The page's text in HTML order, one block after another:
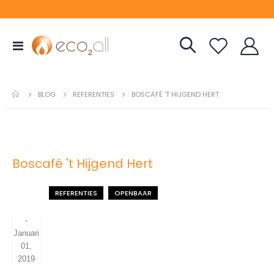
Toggle
Nav
BLOG REFERENTIES BOSCAFÉ 'T HIJGEND HERT
Boscafé 't Hijgend Hert
REFERENTIES OPENBAAR
-
Januari
01,
2019